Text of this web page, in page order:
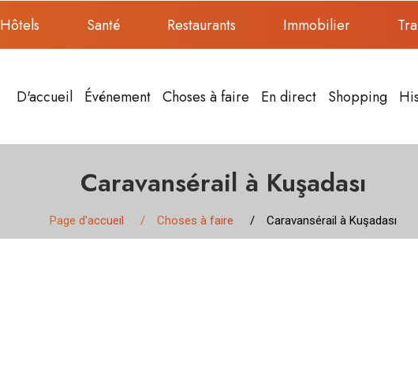
Hôtels Santé Restaurants Immobilier
D'accueil Événement Choses à faire En direct Shopping
Caravansérail à Kuşadası
Page d'accueil Choses à faire Caravansérail à Kuşadası